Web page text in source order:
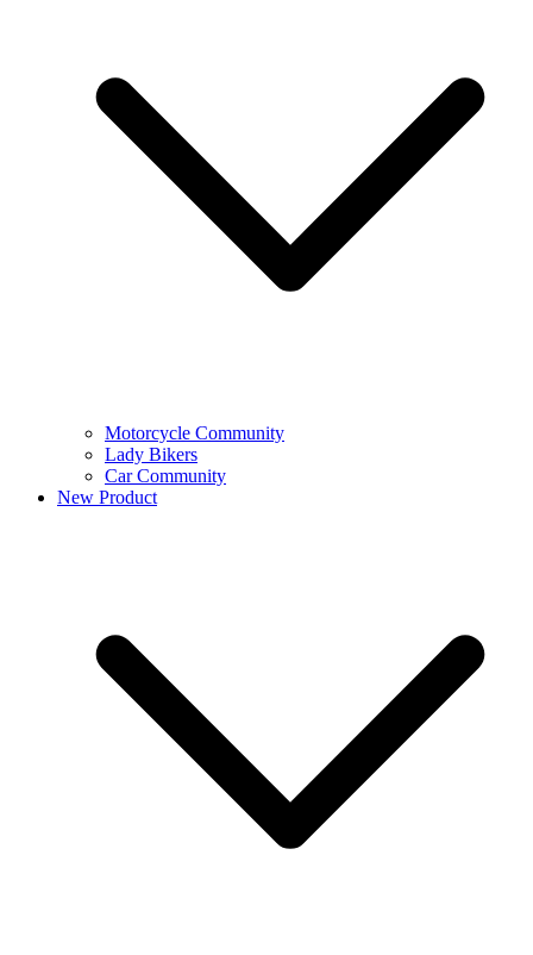
Motorcycle Community
Lady Bikers
Car Community
New Product